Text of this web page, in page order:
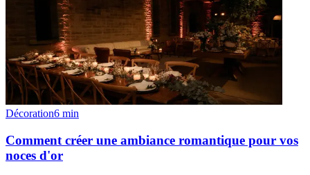
Décoration6 min
Comment créer une ambiance romantique pour vos
noces d'or